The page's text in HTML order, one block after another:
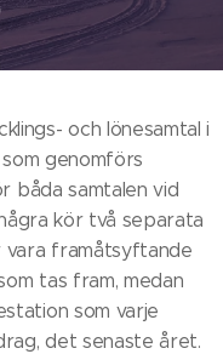
och lönesamtal i
genomförs
båda samtalen vid
kör två separata
vara framåtsyftande
tas fram, medan
som varje
det senaste året.